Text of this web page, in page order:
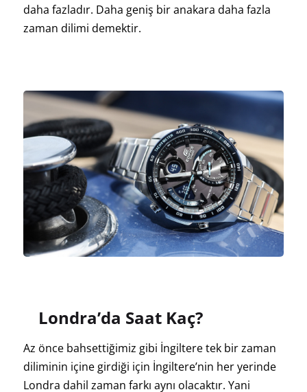
daha fazladır. Daha geniş bir anakara daha fazla
zaman dilimi demektir.
Londra’da Saat Kaç?
Az önce bahsettiğimiz gibi İngiltere tek bir zaman
diliminin içine girdiği için İngiltere’nin her yerinde
Londra dahil zaman farkı aynı olacaktır. Yani